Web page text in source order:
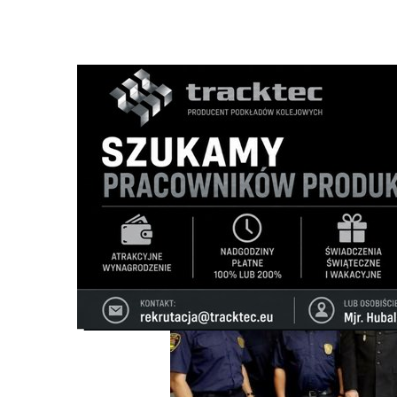
Ścieżka
nawigacyjna
Strona główna Wiadomości /Z życia miasta
"Straż
Z ŻYCIA MIASTA 04/09/2025/ 15 Komentarzy
"Straż miejska w Suwałkach jest